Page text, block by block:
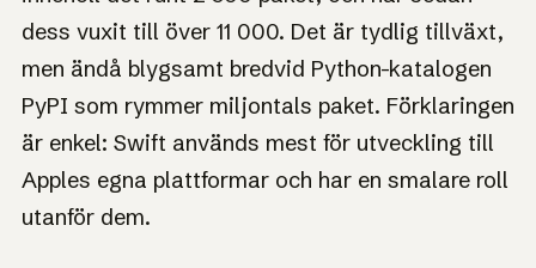
dess vuxit till över 11 000. Det är tydlig tillväxt,
men ändå blygsamt bredvid Python-katalogen
PyPI som rymmer miljontals paket. Förklaringen
är enkel: Swift används mest för utveckling till
Apples egna plattformar och har en smalare roll
utanför dem.